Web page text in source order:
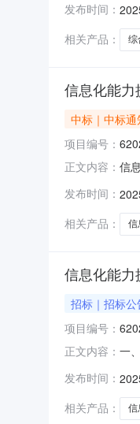
说
人
发布时间：
相关产品：
综
信息化能
中标｜中标通
项目编号：
正文内容： 信
息
发布时间：
相关产品：
信
信息化能
招标｜招标公
项目编号：
正文内容： 一
控
发布时间：
相关产品：
信